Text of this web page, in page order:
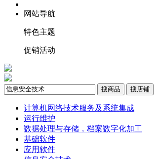
网站导航
特色主题
促销活动
搜商品 搜店铺
计算机网络技术服务及系统集成
运行维护
数据处理与存储，档案数字化加工
基础软件
应用软件